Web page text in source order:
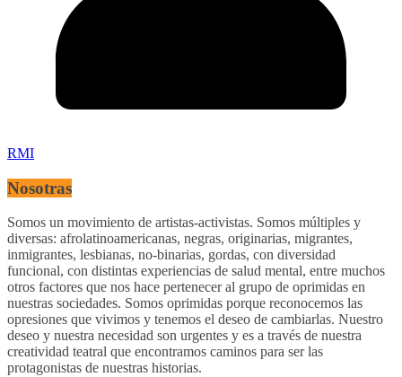
RMI
Nosotras
Somos un movimiento de artistas-activistas. Somos múltiples y
diversas: afrolatinoamericanas, negras, originarias, migrantes,
inmigrantes, lesbianas, no-binarias, gordas, con diversidad
funcional, con distintas experiencias de salud mental, entre muchos
otros factores que nos hace pertenecer al grupo de oprimidas en
nuestras sociedades. Somos oprimidas porque reconocemos las
opresiones que vivimos y tenemos el deseo de cambiarlas. Nuestro
deseo y nuestra necesidad son urgentes y es a través de nuestra
creatividad teatral que encontramos caminos para ser las
protagonistas de nuestras historias.